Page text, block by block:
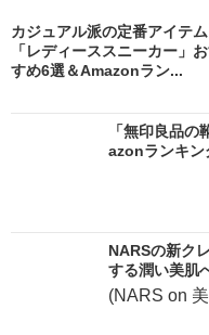
カジュアル派の定番アイテム
「レディーススニーカー」
すめ6選＆Amazonラン...
「無印良品
azonランキン
NARSの新ク
する潤い美肌
(NARS on